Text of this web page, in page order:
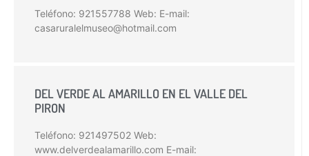
Teléfono: 921557788 Web: E-mail:
casaruralelmuseo@hotmail.com
DEL VERDE AL AMARILLO EN EL VALLE DEL
PIRON
Teléfono: 921497502 Web:
www.delverdealamarillo.com E-mail: